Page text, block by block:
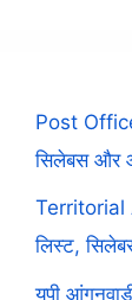
Post
सिलेबस और
Territorial
लिस्ट,
यूपी